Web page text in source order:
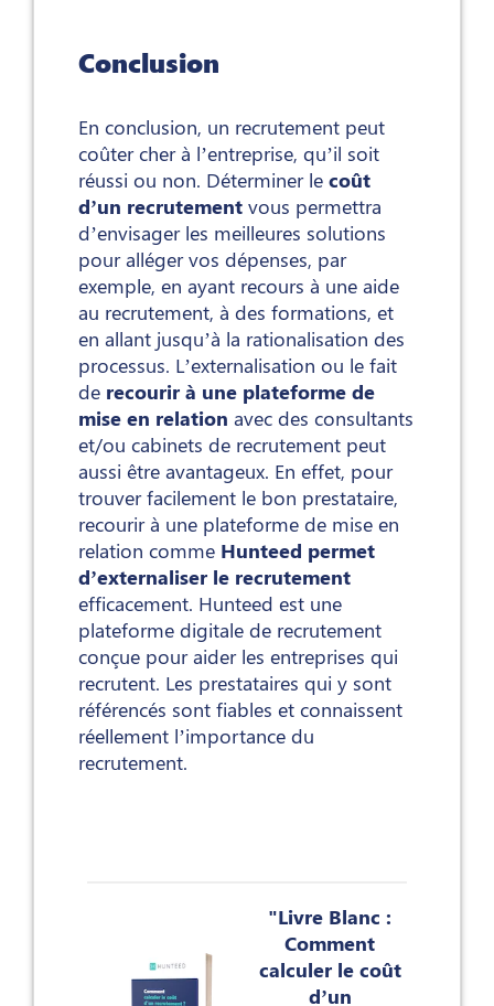
Conclusion
En conclusion, un recrutement peut
coûter cher à l’entreprise, qu’il soit
réussi ou non. Déterminer le coût
d’un recrutement vous permettra
d’envisager les meilleures solutions
pour alléger vos dépenses, par
exemple, en ayant recours à une aide
au recrutement, à des formations, et
en allant jusqu’à la rationalisation des
processus. L’externalisation ou le fait
de recourir à une plateforme de
mise en relation avec des consultants
et/ou cabinets de recrutement peut
aussi être avantageux. En effet, pour
trouver facilement le bon prestataire,
recourir à une plateforme de mise en
relation comme Hunteed permet
d’externaliser le recrutement
efficacement. Hunteed est une
plateforme digitale de recrutement
conçue pour aider les entreprises qui
recrutent. Les prestataires qui y sont
référencés sont fiables et connaissent
réellement l’importance du
recrutement.
"Livre Blanc :
Comment
calculer le coût
d’un